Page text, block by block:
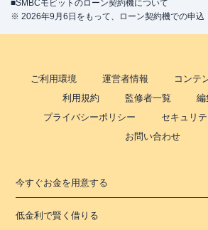
■SMBCモビットのローン契約機について
※ 2026年9月6日をもって、ローン契約機での申込
ご利用環境 運営者情報
コンテ
利用規約
監修者一覧
編
プライバシーポリシー
セキュリ
お問い合わせ
今すぐお金を用意する
低金利で賢く借りる